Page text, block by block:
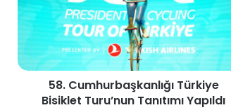
58. Cumhurbaşkanlığı Türkiye
Bisiklet Turu’nun Tanıtımı Yapıldı